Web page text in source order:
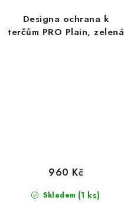
Designa ochrana k
terčům PRO Plain, zelená
Skladem (1 ks)
960 Kč